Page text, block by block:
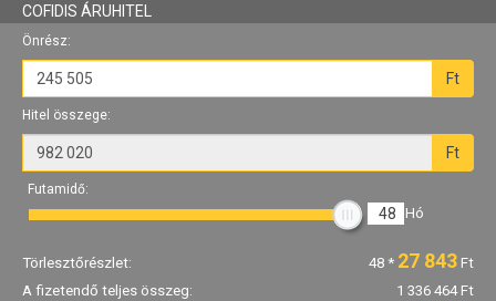
COFIDIS ÁRUHITEL
Önrész:
Ft
Hitel összege:
Ft
Futamidő:
48 Hó
Törlesztőrészlet: 48 * 27 843 Ft
A fizetendő teljes összeg:
1 336 464 Ft